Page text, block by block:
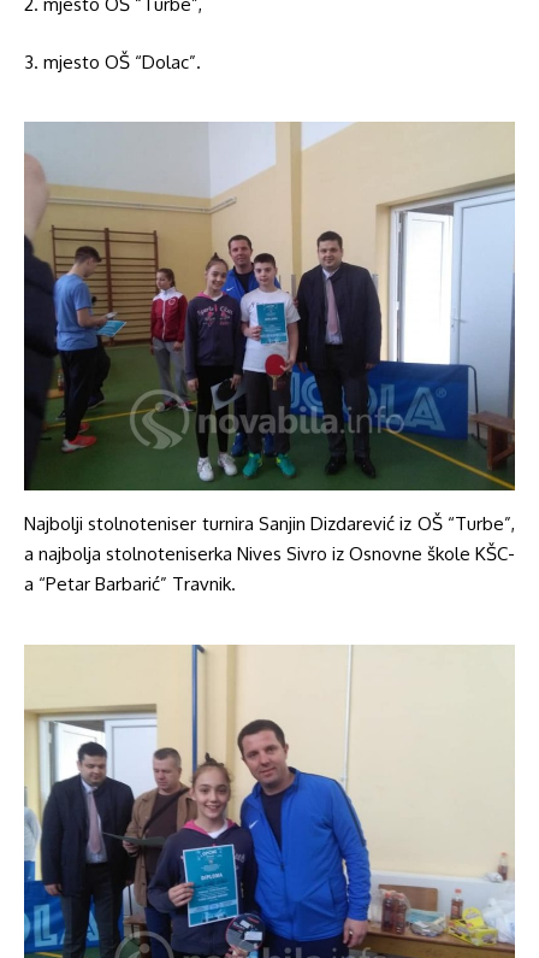
2. mjesto OŠ “Turbe”,
3. mjesto OŠ “Dolac”.
Najbolji stolnoteniser turnira Sanjin Dizdarević iz OŠ “Turbe”,
a najbolja stolnoteniserka Nives Sivro iz Osnovne škole KŠC-
a “Petar Barbarić” Travnik.